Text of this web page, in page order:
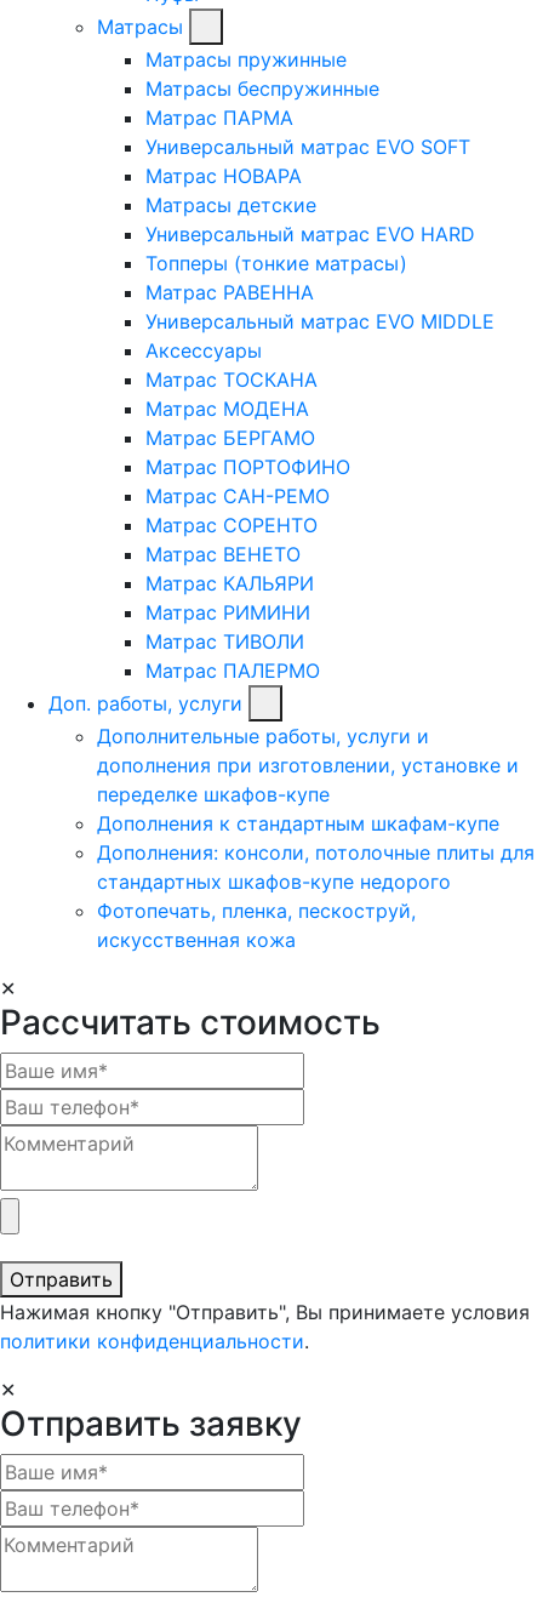
Матрасы
Матрасы пружинные
Матрасы беспружинные
Матрас ПАРМА
Универсальный матрас EVO SOFT
Матрас НОВАРА
Матрасы детские
Универсальный матрас EVO HARD
Топперы (тонкие матрасы)
Матрас РАВЕННА
Универсальный матрас EVO MIDDLE
Аксессуары
Матрас ТОСКАНА
Матрас МОДЕНА
Матрас БЕРГАМО
Матрас ПОРТОФИНО
Матрас САН-РЕМО
Матрас СОРЕНТО
Матрас ВЕНЕТО
Матрас КАЛЬЯРИ
Матрас РИМИНИ
Матрас ТИВОЛИ
Матрас ПАЛЕРМО
Доп. работы, услуги
Дополнительные работы, услуги и
дополнения при изготовлении, установке и
переделке шкафов-купе
Дополнения к стандартным шкафам-купе
Дополнения: консоли, потолочные плиты для
стандартных шкафов-купе недорого
Фотопечать, пленка, пескоструй,
искусственная кожа
✕
Рассчитать стоимость
Отправить
Нажимая кнопку "Отправить", Вы принимаете условия
политики конфиденциальности.
✕
Отправить заявку